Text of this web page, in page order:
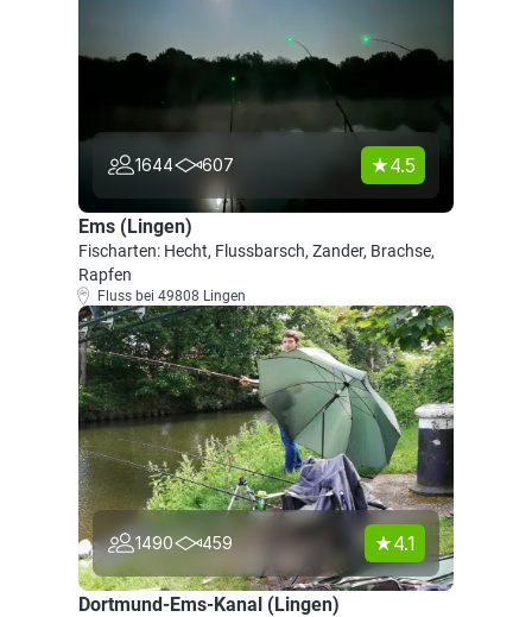
1644 607 4.5
Ems (Lingen)
Fischarten: Hecht, Flussbarsch, Zander, Brachse,
Rapfen
Fluss bei 49808 Lingen
1490 459 4.1
Dortmund-Ems-Kanal (Lingen)